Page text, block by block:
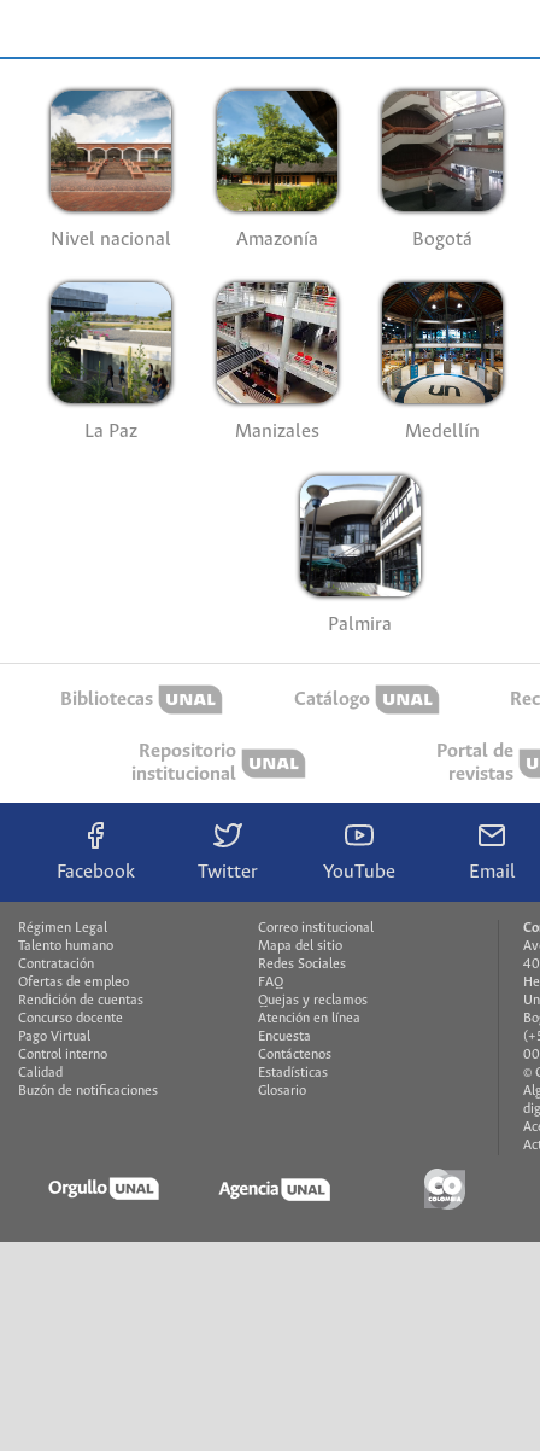
Nivel nacional Amazonía Bogotá
La Paz Manizales Medellín
Palmira
Bibliotecas Catálogo
Repositorio
institucional
Portal de
revistas
Facebook Twitter YouTube Email
Régimen Legal
Talento humano
Contratación
Ofertas de empleo
Rendición de cuentas
Concurso docente
Pago Virtual
Control interno
Calidad
Buzón de notificaciones
Correo institucional
Mapa del sitio
Redes Sociales
FAQ
Quejas y reclamos
Atención en línea
Encuesta
Contáctenos
Estadísticas
Glosario
©